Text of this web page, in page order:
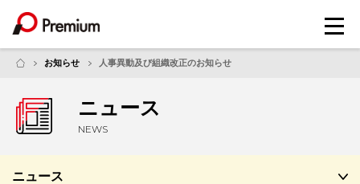
メ
ニ
お知らせ 人事異動及び組織改正のお知らせ
ニュース
NEWS
ニュース